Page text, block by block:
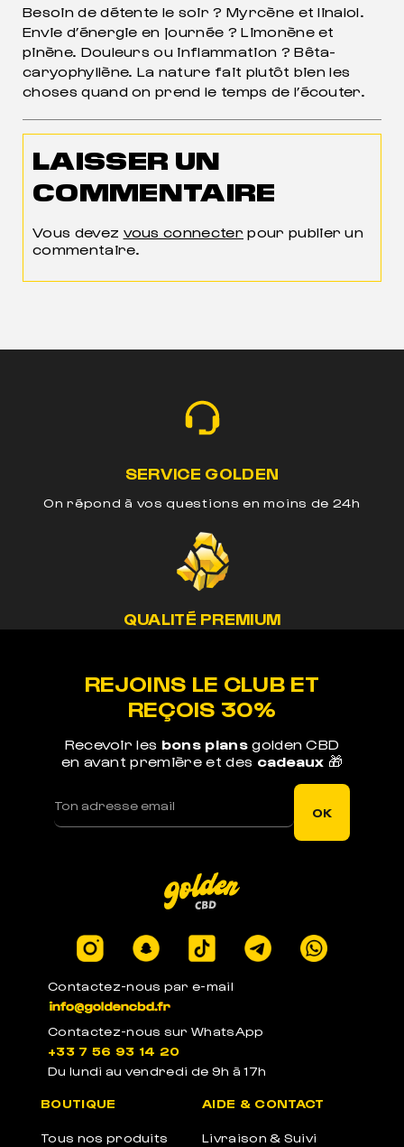
Besoin de détente le soir ? Myrcène et linalol.
Envie d’énergie en journée ? Limonène et
pinène. Douleurs ou inflammation ? Bêta-
caryophyllène. La nature fait plutôt bien les
choses quand on prend le temps de l’écouter.
LAISSER UN
COMMENTAIRE
Vous devez vous connecter pour publier un
commentaire.
SERVICE GOLDEN
On répond à vos questions en moins de 24h
QUALITÉ PREMIUM
Votre commande est expédiée sous 1j ouvré
Produits certifiés en laboratoires à -0.3% de
PACKAGE ANONYME
Emballages anonymes neutres et sans label
Contactez-nous par e-mail
Contactez-nous sur WhatsApp
+33 7 56 93 14 20
Du lundi au vendredi de 9h à 17h
BOUTIQUE
Tous nos produits
AIDE & CONTACT
Livraison & Suivi
REJOINS LE CLUB ET
REÇOIS 30%
Recevoir les bons plansgolden CBD
en avant première et des cadeaux 🎁
OK